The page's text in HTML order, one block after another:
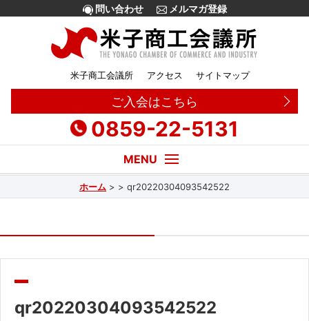
問い合わせ メルマガ登録
米子商工会議所 アクセス サイトマップ
ご入会はこちら
0859-22-5131
経営・創業相談
販路拡大
共済・福利厚生
ホーム > > qr20220304093542522
qr20220304093542522